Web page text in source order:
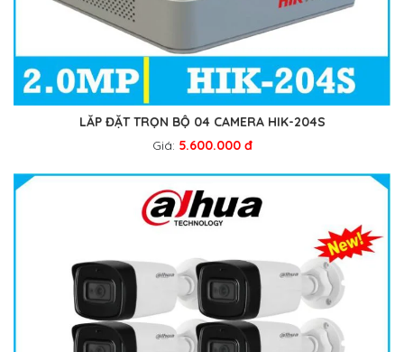
LẮP ĐẶT TRỌN BỘ 04 CAMERA HIK-204S
Giá: 5.600.000 đ